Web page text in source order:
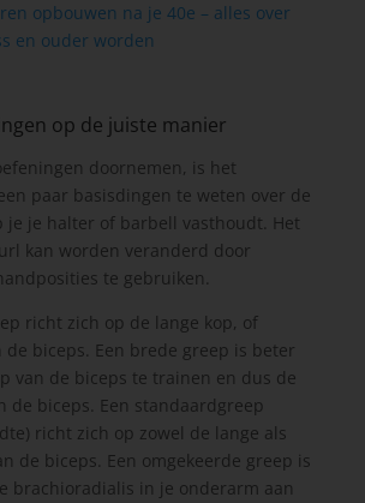
opbouwen na je 40e – alles over
en ouder worden
op de juiste manier
doornemen, is het
paar basisdingen te weten over de
je je halter of barbell vasthoudt. Het
kan worden veranderd door
te gebruiken.
richt zich op de lange kop, of
biceps. Een brede greep is beter
van de biceps te trainen en dus de
de biceps. Een standaardgreep
richt zich op zowel de lange als
de biceps. Een omgekeerde greep is
brachioradialis in je onderarm aan